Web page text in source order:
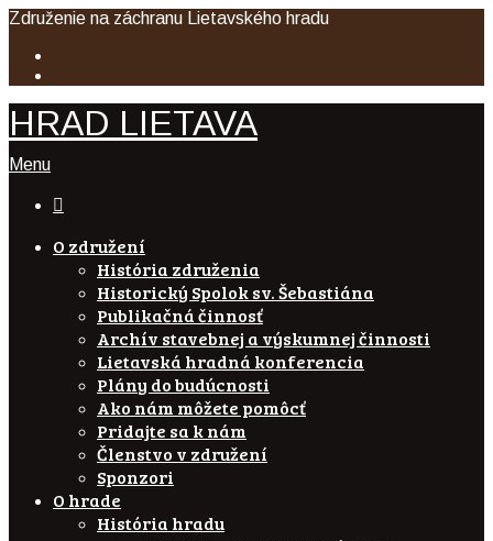
Združenie na záchranu Lietavského hradu
HRAD LIETAVA
Menu

O združení
História združenia
Historický Spolok sv. Šebastiána
Publikačná činnosť
Archív stavebnej a výskumnej činnosti
Lietavská hradná konferencia
Plány do budúcnosti
Ako nám môžete pomôcť
Pridajte sa k nám
Členstvo v združení
Sponzori
O hrade
História hradu